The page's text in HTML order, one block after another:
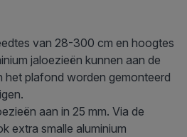
van 28-300 cm en hoogtes
jaloezieën kunnen aan de
het plafond worden gemonteerd
aan in 25 mm. Via de
extra smalle aluminium